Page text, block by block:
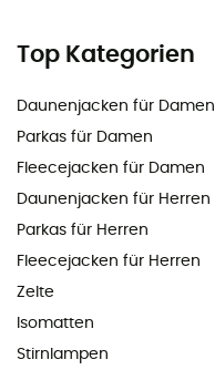
Top Kategorien
Daunenjacken für Damen
Parkas für Damen
Fleecejacken für Damen
Daunenjacken für Herren
Parkas für Herren
Fleecejacken für Herren
Zelte
Isomatten
Stirnlampen